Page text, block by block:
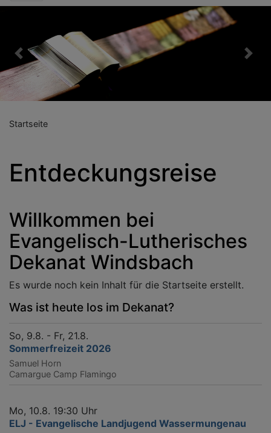
Previous Next
Startseite
Entdeckungsreise
Willkommen bei
Evangelisch-Lutherisches
Dekanat Windsbach
Es wurde noch kein Inhalt für die Startseite erstellt.
Was ist heute los im Dekanat?
So, 9.8. - Fr, 21.8.
Sommerfreizeit 2026
Samuel Horn
Camargue Camp Flamingo
Mo, 10.8. 19:30 Uhr
ELJ - Evangelische Landjugend Wassermungenau